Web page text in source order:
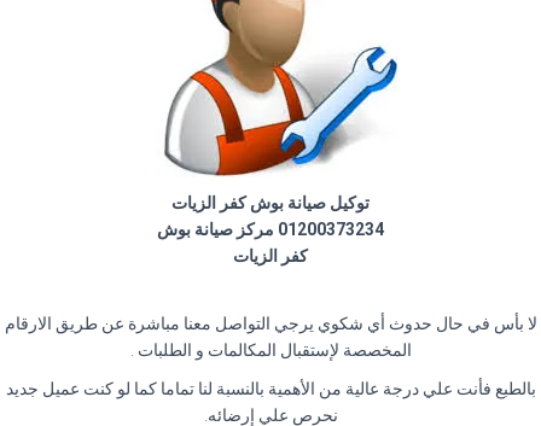
توكيل صيانة بوش كفر الزيات
01200373234 مركز صيانة بوش
كفر الزيات
لا بأس في حال حدوث أي شكوي يرجي التواصل معنا مباشرة عن طريق الارقام
المخصصة لإستقبال المكالمات و الطلبات .
بالطبع فأنت علي درجة عالية من الأهمية بالنسبة لنا تماما كما لو كنت عميل جديد
نحرص علي إرضائه.